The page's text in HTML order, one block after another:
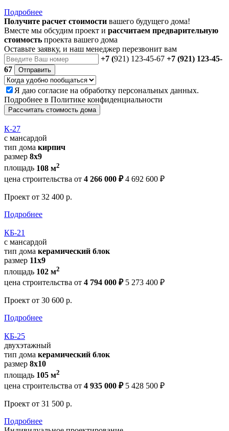
Подробнее
Получите расчет стоимости вашего будущего дома!
Вместе мы обсудим проект и рассчитаем предварительную
стоимость проекта вашего дома
Оставьте заявку, и наш менеджер перезвонит вам
+7 (921) 123-45-67 +7 (921) 123-45-
67
Отправить
Я даю согласие на обработку персональных данных.
Подробнее в Политике конфиденциальности
Рассчитать стоимость дома
К-27
с мансардой
тип дома кирпич
размер 8x9
площадь 108 м2
цена строительства от 4 266 000 ₽ 4 692 600 ₽
Проект от 32 400 р.
Подробнее
КБ-21
с мансардой
тип дома керамический блок
размер 11х9
площадь 102 м2
цена строительства от 4 794 000 ₽ 5 273 400 ₽
Проект от 30 600 р.
Подробнее
КБ-25
двухэтажный
тип дома керамический блок
размер 8х10
площадь 105 м2
цена строительства от 4 935 000 ₽ 5 428 500 ₽
Проект от 31 500 р.
Подробнее